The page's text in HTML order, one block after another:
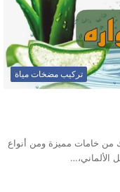
تركيب مضخات مياة
من خامات مميزة ومن أنواع
الألماني،…